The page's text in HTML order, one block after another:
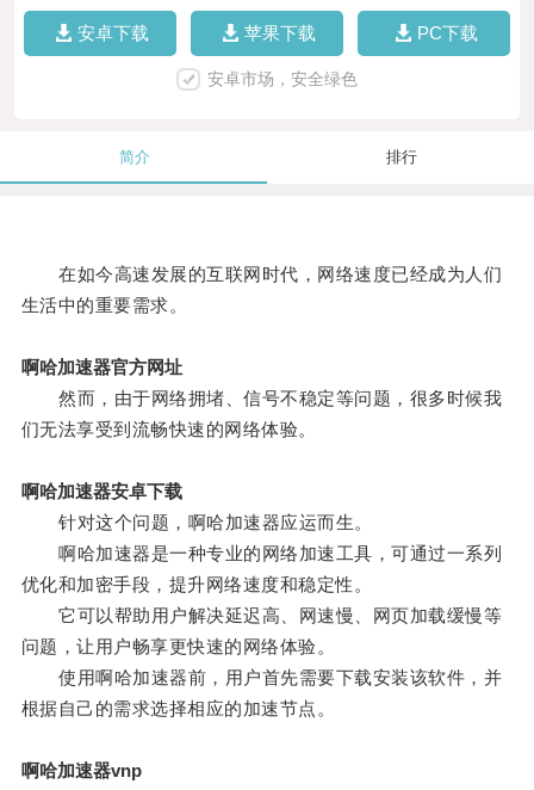
安卓下载 苹果下载 PC下载
安卓市场，安全绿色
简介 排行
在如今高速发展的互联网时代，网络速度已经成为人们
生活中的重要需求。
啊哈加速器官方网址
然而，由于网络拥堵、信号不稳定等问题，很多时候我
们无法享受到流畅快速的网络体验。
啊哈加速器安卓下载
针对这个问题，啊哈加速器应运而生。
啊哈加速器是一种专业的网络加速工具，可通过一系列
优化和加密手段，提升网络速度和稳定性。
它可以帮助用户解决延迟高、网速慢、网页加载缓慢等
问题，让用户畅享更快速的网络体验。
使用啊哈加速器前，用户首先需要下载安装该软件，并
根据自己的需求选择相应的加速节点。
啊哈加速器vnp